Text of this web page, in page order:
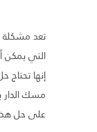
تعد مشكلة
التي
إنها
مسك
على حل